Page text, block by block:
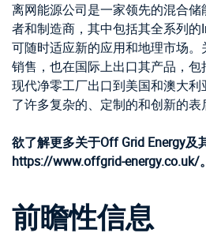
离网能源公司是一家领先的混合
者和制造商，其中包括其全系列的
可随时适应新的应用和地理市场
销售，也在国际上出口其产品，
现代净零工厂出口到美国和澳大
了许多复杂的、定制的和创新的表
欲了解更多关于Off Grid Energy及
https://www.offgrid-energy.co.uk/。
前瞻性信息